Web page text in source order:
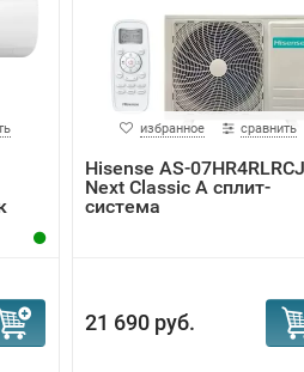
избранное сравнить
Hisense AS-
Next Classic A сплит-
система
21 690 руб.